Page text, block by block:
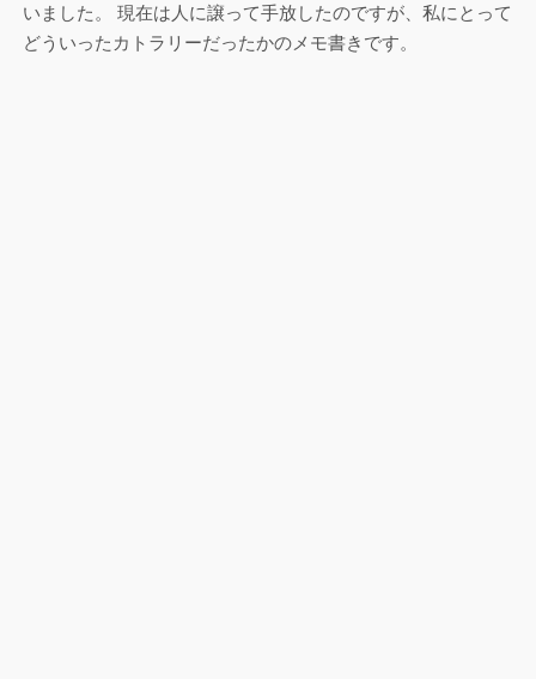
いました。 現在は人に譲って手放したのですが、私にとって
どういったカトラリーだったかのメモ書きです。